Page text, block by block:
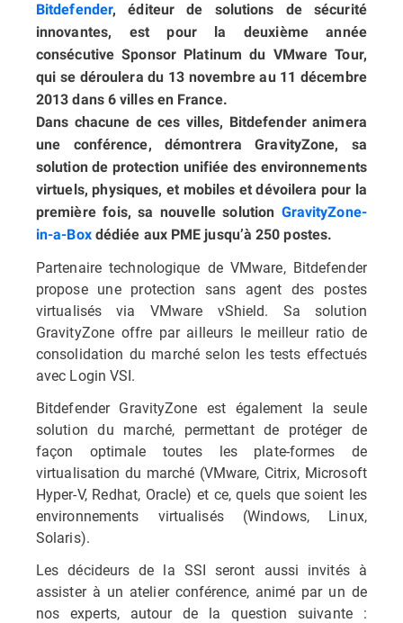
Bitdefender, éditeur de solutions de sécurité
innovantes, est pour la deuxième année
consécutive Sponsor Platinum du VMware Tour,
qui se déroulera du 13 novembre au 11 décembre
2013 dans 6 villes en France.
Dans chacune de ces villes, Bitdefender animera
une conférence, démontrera GravityZone, sa
solution de protection unifiée des environnements
virtuels, physiques, et mobiles et dévoilera pour la
première fois, sa nouvelle solution GravityZone-
in-a-Box dédiée aux PME jusqu’à 250 postes.
Partenaire technologique de VMware, Bitdefender
propose une protection sans agent des postes
virtualisés via VMware vShield. Sa solution
GravityZone offre par ailleurs le meilleur ratio de
consolidation du marché selon les tests effectués
avec Login VSI.
Bitdefender GravityZone est également la seule
solution du marché, permettant de protéger de
façon optimale toutes les plate-formes de
virtualisation du marché (VMware, Citrix, Microsoft
Hyper-V, Redhat, Oracle) et ce, quels que soient les
environnements virtualisés (Windows, Linux,
Solaris).
Les décideurs de la SSI seront aussi invités à
assister à un atelier conférence, animé par un de
nos experts, autour de la question suivante :